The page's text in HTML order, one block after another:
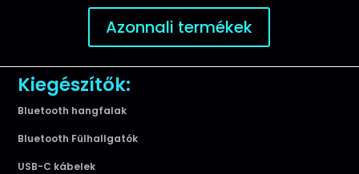
Azonnali termékek
Kiegészítők:
Bluetooth hangfalak
Bluetooth Fülhallgatók
USB-C kábelek